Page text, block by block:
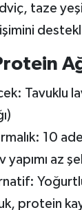
taze
Tavuklu
10
yapımı az
protein